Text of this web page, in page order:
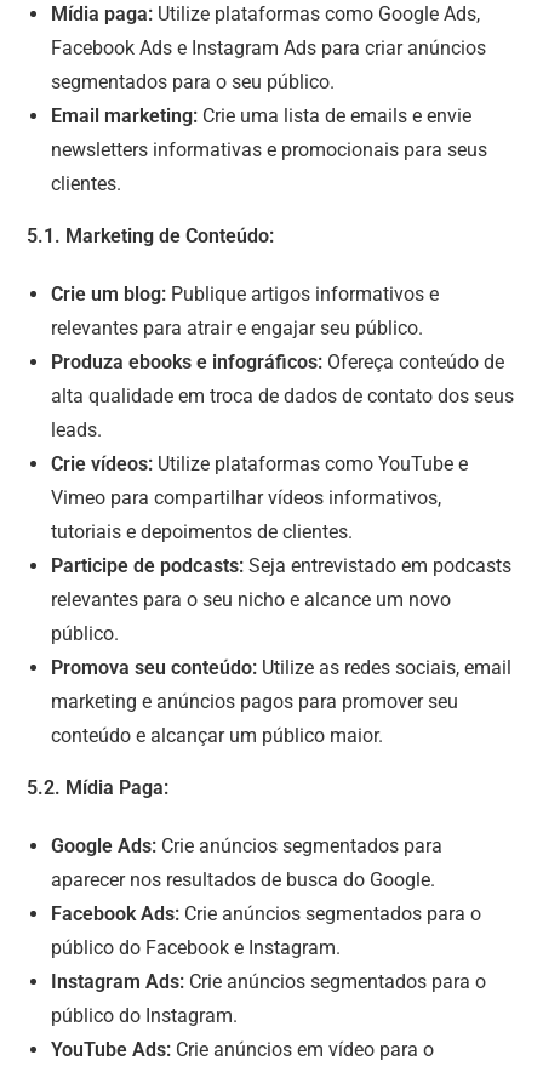
Mídia paga: Utilize plataformas como Google Ads,
Facebook Ads e Instagram Ads para criar anúncios
segmentados para o seu público.
Email marketing: Crie uma lista de emails e envie
newsletters informativas e promocionais para seus
clientes.
5.1. Marketing de Conteúdo:
Crie um blog: Publique artigos informativos e
relevantes para atrair e engajar seu público.
Produza ebooks e infográficos: Ofereça conteúdo de
alta qualidade em troca de dados de contato dos seus
leads.
Crie vídeos: Utilize plataformas como YouTube e
Vimeo para compartilhar vídeos informativos,
tutoriais e depoimentos de clientes.
Participe de podcasts: Seja entrevistado em podcasts
relevantes para o seu nicho e alcance um novo
público.
Promova seu conteúdo: Utilize as redes sociais, email
marketing e anúncios pagos para promover seu
conteúdo e alcançar um público maior.
5.2. Mídia Paga:
Google Ads: Crie anúncios segmentados para
aparecer nos resultados de busca do Google.
Facebook Ads: Crie anúncios segmentados para o
público do Facebook e Instagram.
Instagram Ads: Crie anúncios segmentados para o
público do Instagram.
YouTube Ads: Crie anúncios em vídeo para o